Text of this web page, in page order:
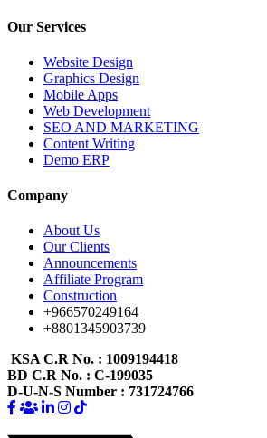
Our Services
Website Design
Graphics Design
Mobile Apps
Web Development
SEO AND MARKETING
Content Writing
Demo ERP
Company
About Us
Our Clients
Announcements
Affiliate Program
Construction
+966570249164
+8801345903739
KSA C.R No. : 1009194418
BD C.R No. : C-199035
D-U-N-S Number : 731724766